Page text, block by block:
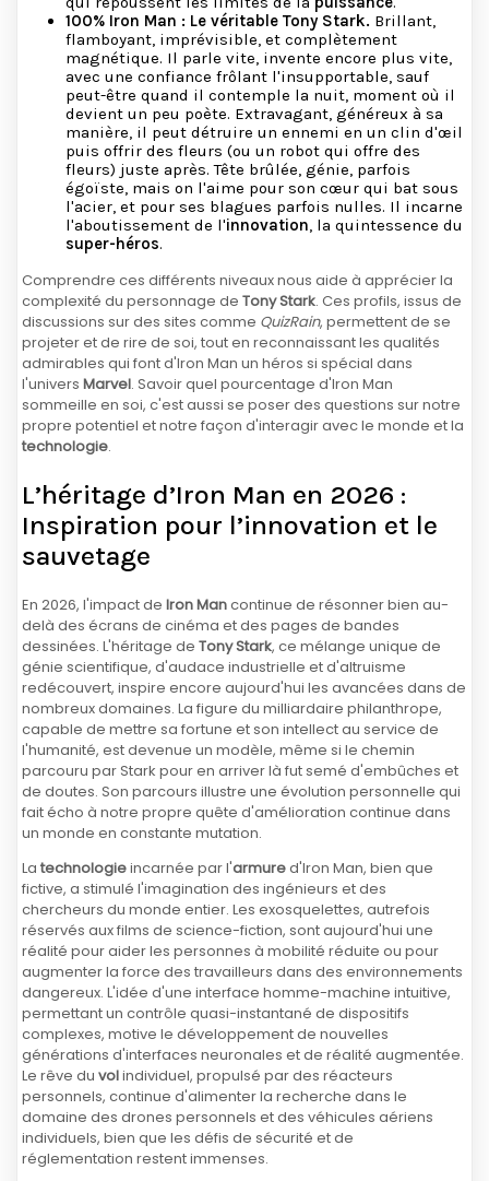
100% Iron Man : Le véritable Tony Stark. Brillant,
flamboyant, imprévisible, et complètement
magnétique. Il parle vite, invente encore plus vite,
avec une confiance frôlant l'insupportable, sauf
peut-être quand il contemple la nuit, moment où il
devient un peu poète. Extravagant, généreux à sa
manière, il peut détruire un ennemi en un clin d'œil
puis offrir des fleurs (ou un robot qui offre des
fleurs) juste après. Tête brûlée, génie, parfois
égoïste, mais on l'aime pour son cœur qui bat sous
l'acier, et pour ses blagues parfois nulles. Il incarne
l'aboutissement de l'innovation, la quintessence du
super-héros.
Comprendre ces différents niveaux nous aide à apprécier la
complexité du personnage de Tony Stark. Ces profils, issus de
discussions sur des sites comme QuizRain, permettent de se
projeter et de rire de soi, tout en reconnaissant les qualités
admirables qui font d'Iron Man un héros si spécial dans
l'univers Marvel. Savoir quel pourcentage d'Iron Man
sommeille en soi, c'est aussi se poser des questions sur notre
propre potentiel et notre façon d'interagir avec le monde et la
technologie.
L’héritage d’Iron Man en 2026 :
Inspiration pour l’innovation et le
sauvetage
En 2026, l'impact de Iron Mancontinue de résonner bien au-
delà des écrans de cinéma et des pages de bandes
dessinées. L'héritage de Tony Stark, ce mélange unique de
génie scientifique, d'audace industrielle et d'altruisme
redécouvert, inspire encore aujourd'hui les avancées dans de
nombreux domaines. La figure du milliardaire philanthrope,
capable de mettre sa fortune et son intellect au service de
l'humanité, est devenue un modèle, même si le chemin
parcouru par Stark pour en arriver là fut semé d'embûches et
de doutes. Son parcours illustre une évolution personnelle qui
fait écho à notre propre quête d'amélioration continue dans
un monde en constante mutation.
La technologieincarnée par l'armured'Iron Man, bien que
fictive, a stimulé l'imagination des ingénieurs et des
chercheurs du monde entier. Les exosquelettes, autrefois
réservés aux films de science-fiction, sont aujourd'hui une
réalité pour aider les personnes à mobilité réduite ou pour
augmenter la force des travailleurs dans des environnements
dangereux. L'idée d'une interface homme-machine intuitive,
permettant un contrôle quasi-instantané de dispositifs
complexes, motive le développement de nouvelles
générations d'interfaces neuronales et de réalité augmentée.
Le rêve du volindividuel, propulsé par des réacteurs
personnels, continue d'alimenter la recherche dans le
domaine des drones personnels et des véhicules aériens
individuels, bien que les défis de sécurité et de
réglementation restent immenses.